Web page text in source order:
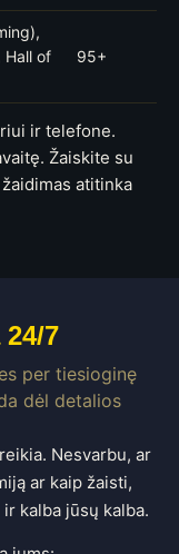
Hall of
95+
ir telefone.
Žaiskite su
atitinka
7
per tiesioginę
dėl detalios
Nesvarbu, ar
ar kaip žaisti,
kalba jūsų kalba.